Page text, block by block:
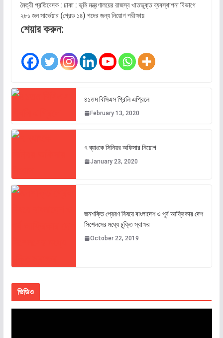
মৈত্রী প্রতিবেদক : ঢাকা : ভূমি মন্ত্রণালয়ের রাজস্ব খাতভুক্ত ব্যবস্থাপনা বিভাগে
২৮১ জন সার্ভেয়ার (গ্রেড ১৪) পদের জন্য নিয়োগ পরীক্ষায়
শেয়ার করুন:
৪১তম বিসিএস প্রিলি এপ্রিলে
February 13, 2020
৭ ব্যাংকে সিনিয়র অফিসার নিয়োগ
January 23, 2020
জনশক্তি প্রেরণ বিষয়ে বাংলাদেশ ও পূর্ব আফ্রিকার দেশ
সিশেলসের মধ্যে চুক্তি স্বাক্ষর
October 22, 2019
ভিডিও